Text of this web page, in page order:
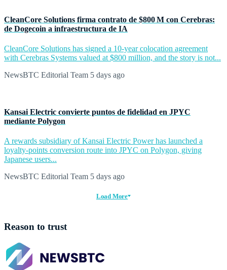
CleanCore Solutions firma contrato de $800 M con Cerebras:
de Dogecoin a infraestructura de IA
CleanCore Solutions has signed a 10-year colocation agreement
with Cerebras Systems valued at $800 million, and the story is not...
NewsBTC Editorial Team 5 days ago
Kansai Electric convierte puntos de fidelidad en JPYC
mediante Polygon
A rewards subsidiary of Kansai Electric Power has launched a
loyalty-points conversion route into JPYC on Polygon, giving
Japanese users...
NewsBTC Editorial Team 5 days ago
Load More
Reason to trust